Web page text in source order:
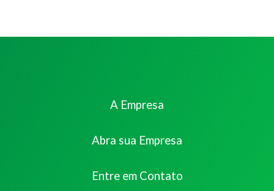
A Empresa
Abra sua Empresa
Entre em Contato